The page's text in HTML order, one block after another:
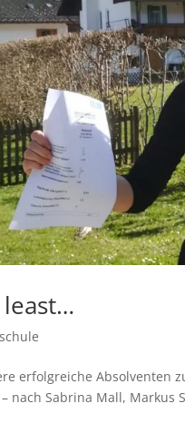
erfolgreiche Absolventen
nach Sabrina Mall,